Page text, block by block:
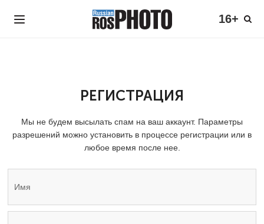
16+
РЕГИСТРАЦИЯ
Мы не будем высылать спам на ваш аккаунт. Параметры
разрешений можно установить в процессе регистрации или в
любое время после нее.